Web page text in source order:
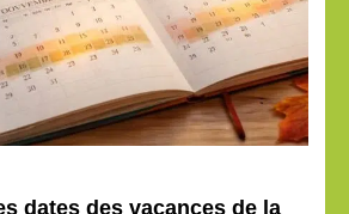
dates des vacances de la